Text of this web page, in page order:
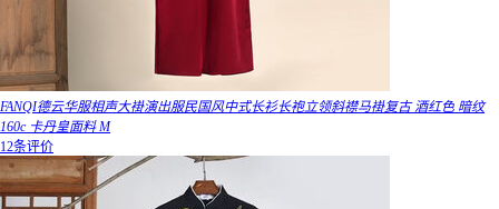
FANQI德云华服相声大褂演出服民国风中式长衫长袍立领斜襟马褂复古 酒红色 暗纹
160c 卡丹皇面料 M
12条评价